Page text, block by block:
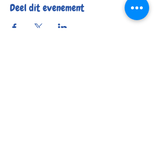
Deel dit evenement